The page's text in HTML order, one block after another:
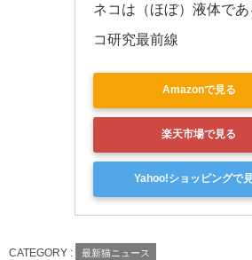
ネコは（ほぼ）液体で
コ研究最前線
Amazonで見る
楽天市場で見る
Yahoo!ショッピングで
CATEGORY : 最新猫ニュース